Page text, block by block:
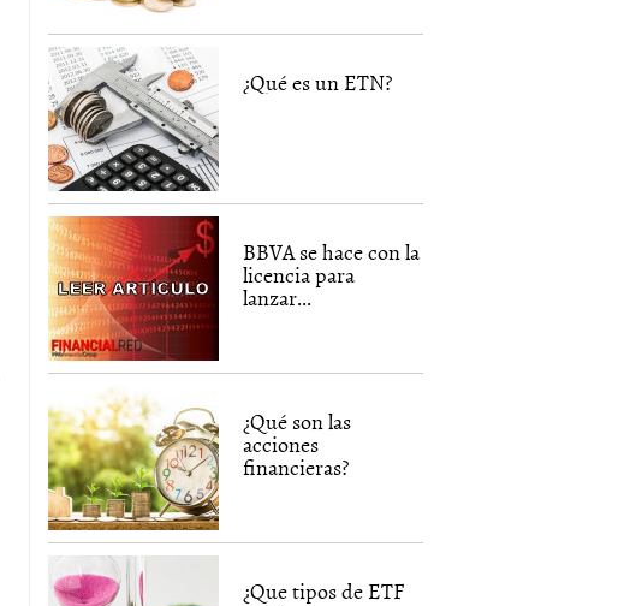
¿Qué es un ETN?
BBVA se hace con la
licencia para
lanzar...
¿Qué son las
acciones
financieras?
¿Que tipos de ETF